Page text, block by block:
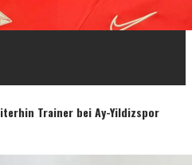
Trainer bei Ay-Yildizspor